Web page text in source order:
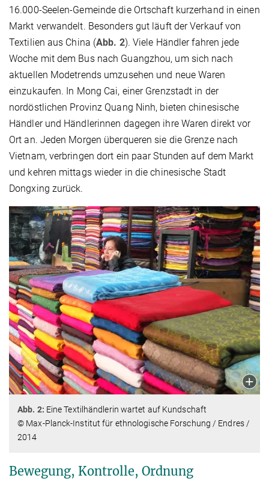
16.000-Seelen-Gemeinde die Ortschaft kurzerhand in einen
Markt verwandelt. Besonders gut läuft der Verkauf von
Textilien aus China (Abb. 2). Viele Händler fahren jede
Woche mit dem Bus nach Guangzhou, um sich nach
aktuellen Modetrends umzusehen und neue Waren
einzukaufen. In Mong Cai, einer Grenzstadt in der
nordöstlichen Provinz Quang Ninh, bieten chinesische
Händler und Händlerinnen dagegen ihre Waren direkt vor
Ort an. Jeden Morgen überqueren sie die Grenze nach
Vietnam, verbringen dort ein paar Stunden auf dem Markt
und kehren mittags wieder in die chinesische Stadt
Dongxing zurück.
Abb. 2: Eine Textilhändlerin wartet auf Kundschaft
© Max-Planck-Institut für ethnologische Forschung / Endres /
2014
Bewegung, Kontrolle, Ordnung